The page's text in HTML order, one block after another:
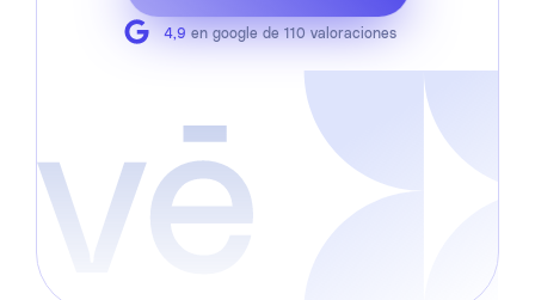
4,9 en google de 110 valoraciones